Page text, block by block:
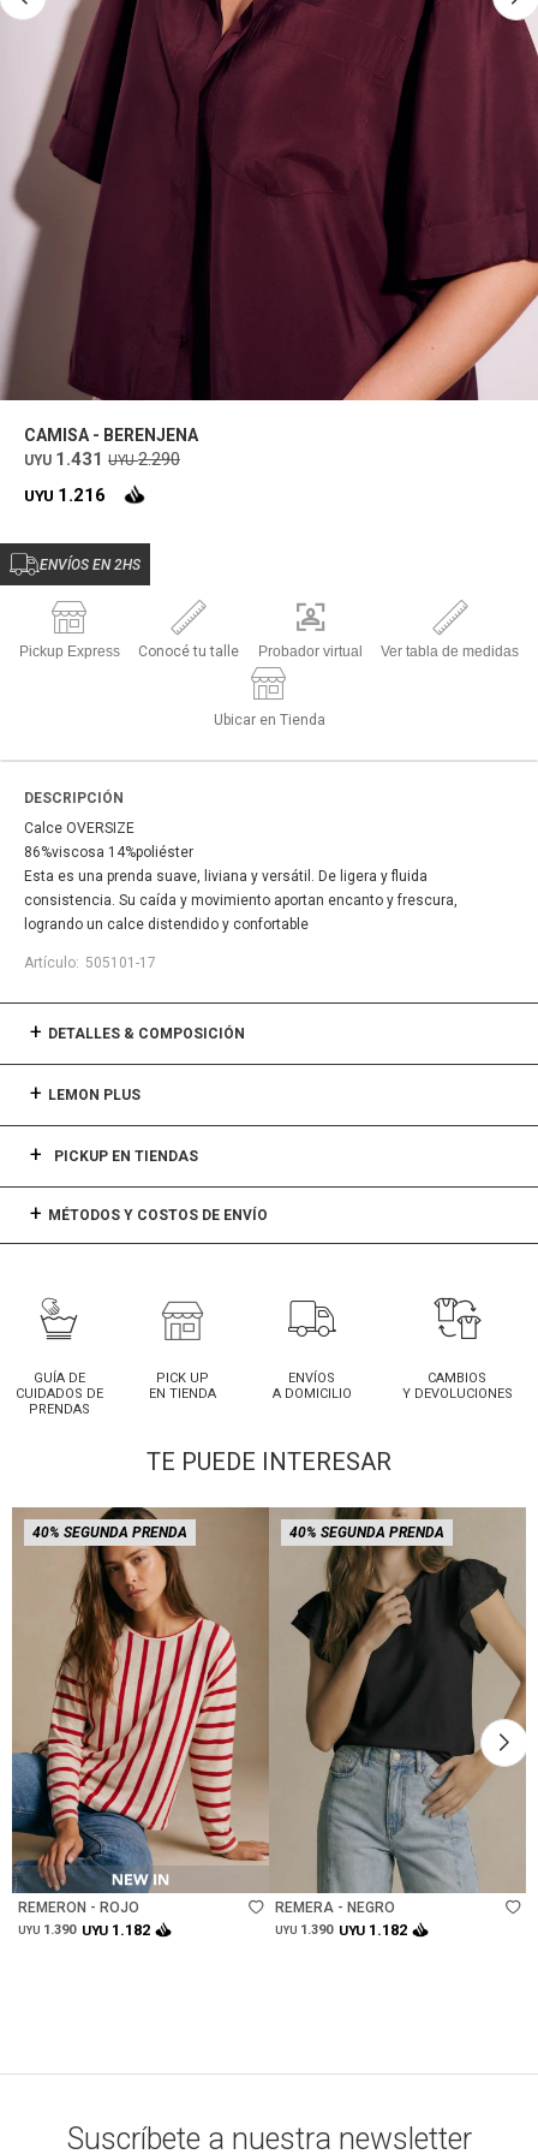
CAMISA - BERENJENA
UYU 1.431 UYU 2.290
UYU 1.216
ENVÍOS EN 2HS
Pickup Express Conocé tu talle Probador virtual Ver tabla de medidas
Ubicar en Tienda
DESCRIPCIÓN
Calce OVERSIZE
86%viscosa 14%poliéster
Esta es una prenda suave, liviana y versátil. De ligera y fluida
consistencia. Su caída y movimiento aportan encanto y frescura,
logrando un calce distendido y confortable
505101-17
DETALLES & COMPOSICIÓN
LEMON PLUS
PICKUP EN TIENDAS
MÉTODOS Y COSTOS DE ENVÍO
GUÍA DE
CUIDADOS DE
PRENDAS
PICK UP
EN TIENDA
ENVÍOS
A DOMICILIO
CAMBIOS
Y DEVOLUCIONES
TE PUEDE INTERESAR
40% SEGUNDA PRENDA
Talle
REMERON - ROJO
UYU 1.390 UYU 1.182
40% SEGUNDA PRENDA
Talle
REMERA - NEGRO
UYU 1.390 UYU 1.182
Suscríbete a nuestra newsletter